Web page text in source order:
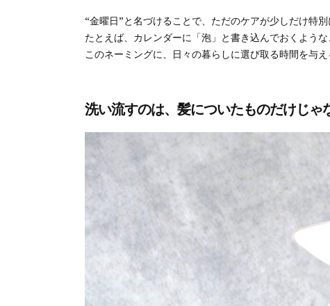
“金曜日”と名づけることで、ただのケアが少しだけ特別
たとえば、カレンダーに「泡」と書き込んでおくような
このネーミングに、日々の暮らしに選び取る時間を与え
洗い流すのは、髪についたものだけじゃ